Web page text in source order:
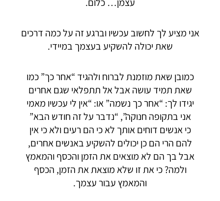
אני מציע לך לחשוב עכשיו וברגע זה על כמה דרכים
שאת יכולה להשקיע בעצמך במיידי.
כמובן שאת מוזמנת לברוח ולהגיד “אחר כך” כמו
שאת תמיד עושה אבל אל תתפלאי שגם אחרים
יגידו לך: “אחר כך נשמה” או: “אין לי עכשיו מאמי
אני בתקופה חנוקה”, “נדבר על זה חודש הבא”
כי אנשים דוחים אותך לא כי הם רעים ולא כי אין
להם הרי הם כן יכולים להשקיע באנשים אחרים,
אבל בך הם לא מוצאים את הזמן והכסף והמאמץ
ולמה? כי את זו שלא מוצאת את הזמן, הכסף
והמאמץ עבור עצמך.